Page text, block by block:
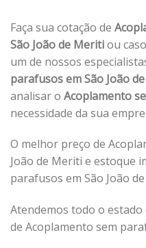
Faça sua cotação de
São João de Meritiou
um de nossos
parafusos em São João
analisar o Acoplamento
necessidade da sua
O melhor preço de
João de Meriti e estoque
parafusos em São João
Atendemos todo o estado
de Acoplamento sem